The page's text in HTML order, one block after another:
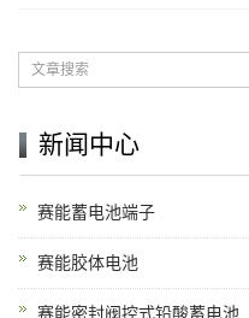
新闻中心
赛能蓄电池端子
赛能胶体电池
赛能密封阀控式铅酸蓄电池